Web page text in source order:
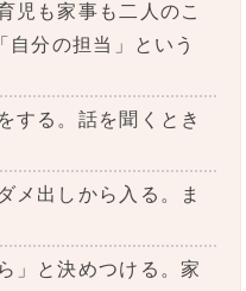
児も家事も二人のこ
自分の担当」という
する。話を聞くとき
メ出しから入る。ま
」と決めつける。家